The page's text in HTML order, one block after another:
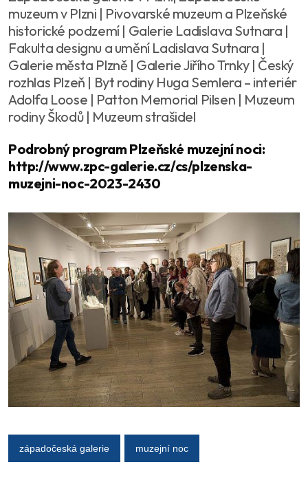
muzeum v Plzni | Pivovarské muzeum a Plzeňské
historické podzemí | Galerie Ladislava Sutnara |
Fakulta designu a umění Ladislava Sutnara |
Galerie města Plzně | Galerie Jiřího Trnky | Český
rozhlas Plzeň | Byt rodiny Huga Semlera – interiér
Adolfa Loose | Patton Memorial Pilsen | Muzeum
rodiny Škodů | Muzeum strašidel
Podrobný program Plzeňské muzejní noci:
http://www.zpc-galerie.cz/cs/plzenska-
muzejni-noc-2023-2430
západočeská galerie muzejní noc